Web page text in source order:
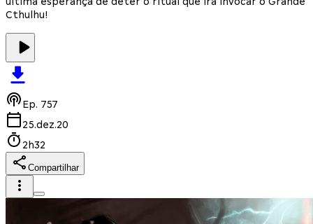
Cthulhu!
Ep. 757
25.dez.20
2h32
Compartilhar